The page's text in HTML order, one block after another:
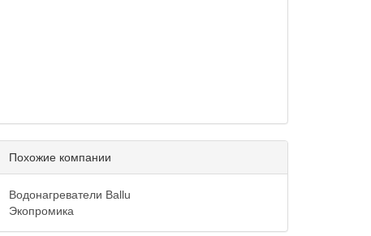
Похожие компании
Водонагреватели Ballu
Экопромика